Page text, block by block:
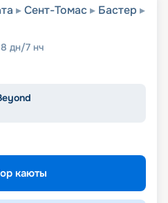
Сент-Томас
Бастер
8 дн/7 нч
каюты